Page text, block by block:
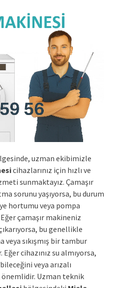
uzman ekibimizle
cihazlarınız için hızlı ve
sunmaktayız. Çamaşır
sorunu yaşıyorsa, bu durum
hortumu veya pompa
çamaşır makineniz
bu genellikle
veya sıkışmış bir tambur
cihazınız su almıyorsa,
veya arızalı
Uzman teknik